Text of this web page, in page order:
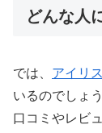
どんな人
では、 アイリ
いるのでしょ
口コミやレビ